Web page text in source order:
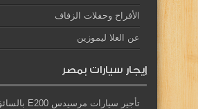
الأفراح وحفلات الزفاف
عن العلا ليموزين
إيجار سيارات بمصر